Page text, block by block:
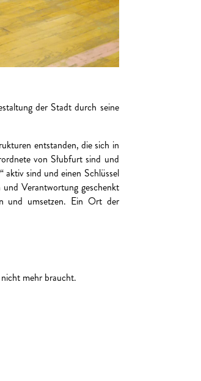
der Stadt durch seine
entstanden, die sich in
von Słubfurt sind und
aktiv sind und einen Schlüssel
und Verantwortung geschenkt
und umsetzen. Ein Ort der
mehr braucht.